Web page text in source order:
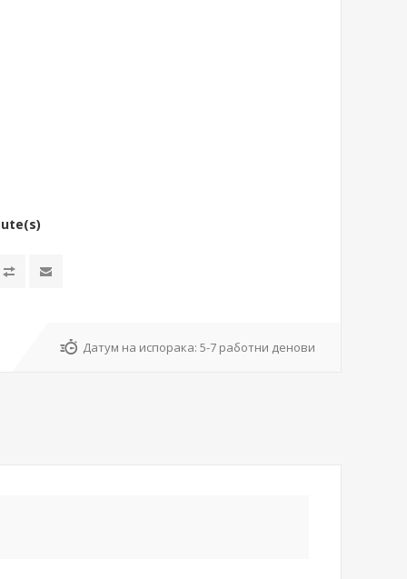
Датум на испорака: 5-7 работни денови